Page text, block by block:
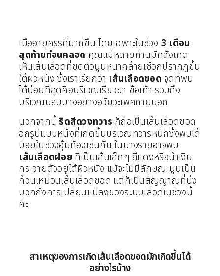
เมื่ออายุครรภ์มากขึ้น โดยเฉพาะในช่วง 3 เดือน
สุดท้ายก่อนคลอด คุณแม่หลายท่านมักสังเกต
เห็นเส้นเลือดที่ขดตัวนูนหนาคล้ายเชือกปรากฏขึ้น
ใต้ผิวหนัง ซึ่งเราเรียกว่า เส้นเลือดขอด จุดที่พบ
ได้บ่อยที่สุดคือบริเวณเรียวขา ข้อเท้า รวมถึง
บริเวณบอบบางอย่างอวัยวะเพศภายนอก
นอกจากนี้ริดสีดวงทวาร ก็ถือเป็นเส้นเลือดขอด
อีกรูปแบบหนึ่งที่เกิดขึ้นบริเวณทวารหนักซึ่งพบได้
บ่อยในช่วงอุ้มท้องเช่นกัน ในบางรายอาจพบ
เส้นเลือดฝอย ที่เป็นเส้นเล็กๆ สีแดงหรือน้ำเงิน
กระจายตัวอยู่ใต้ผิวหนัง แม้จะไม่มีลักษณะนูนเป็น
ก้อนเหมือนเส้นเลือดขอด แต่ก็เป็นสัญญาณที่บ่ง
บอกถึงการเปลี่ยนแปลงของระบบเลือดในช่วงนี้
ค่ะ
สาเหตุของการเกิดเส้นเลือดขอดมักเกิดขึ้นได้
อย่างไรบ้าง